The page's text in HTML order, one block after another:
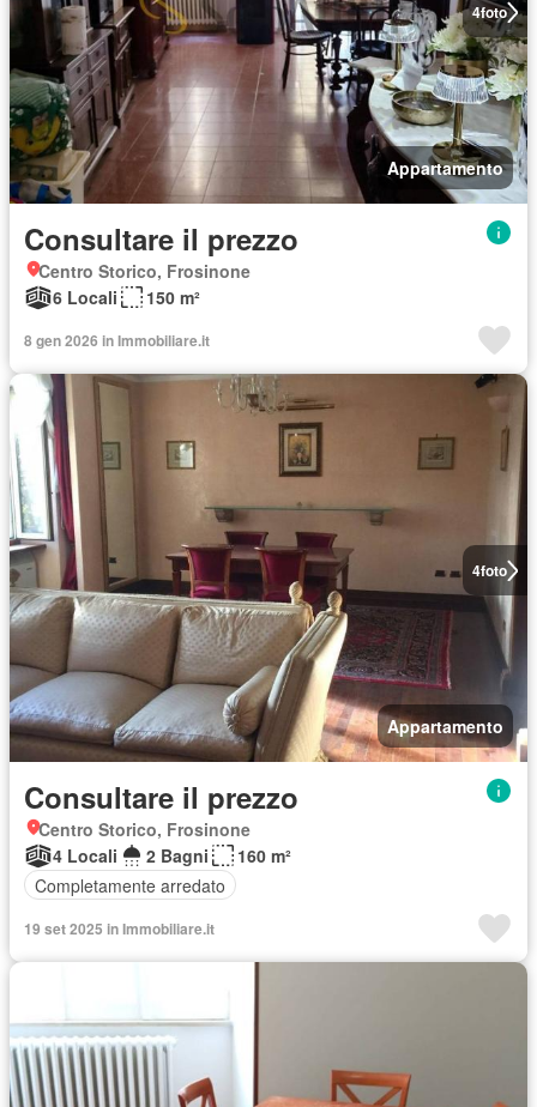
4foto
Appartamento
Consultare il prezzo
Centro Storico, Frosinone
6 Locali
150 m²
8 gen 2026 in Immobiliare.it
4foto
Appartamento
Consultare il prezzo
Centro Storico, Frosinone
4 Locali
2 Bagni
160 m²
Completamente arredato
19 set 2025 in Immobiliare.it